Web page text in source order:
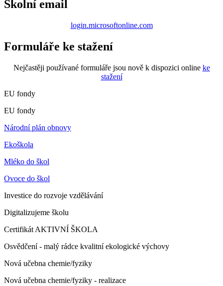
Školní email
login.microsoftonline.com
Formuláře ke stažení
Nejčastěji používané formuláře jsou nově k dispozici online ke
stažení
EU fondy
EU fondy
Národní plán obnovy
Ekoškola
Mléko do škol
Ovoce do škol
Investice do rozvoje vzdělávání
Digitalizujeme školu
Certifikát AKTIVNÍ ŠKOLA
Osvědčení - malý rádce kvalitní ekologické výchovy
Nová učebna chemie/fyziky
Nová učebna chemie/fyziky - realizace